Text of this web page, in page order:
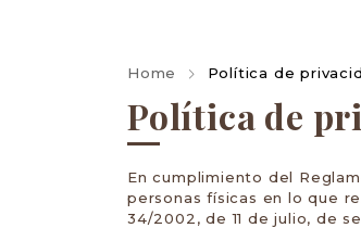
Home Política de
Política de
En cumplimiento del
personas físicas en lo que
34/2002, de 11 de julio, de